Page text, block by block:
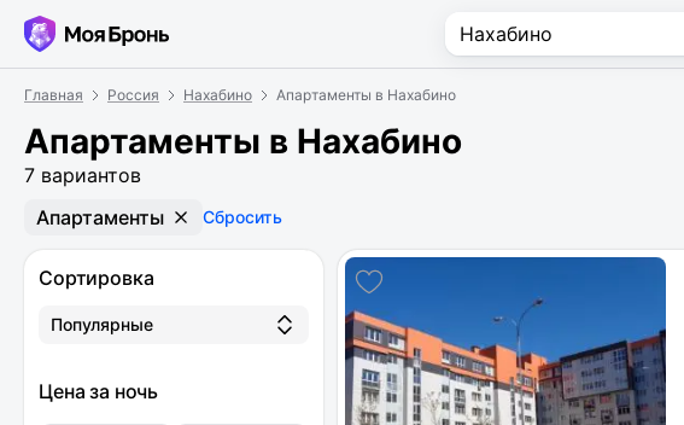
Главная Россия Нахабино Апартаменты в Нахабино
Апартаменты в Нахабино
7 вариантов
Апартаменты Сбросить
Сортировка
Популярные
Цена за ночь